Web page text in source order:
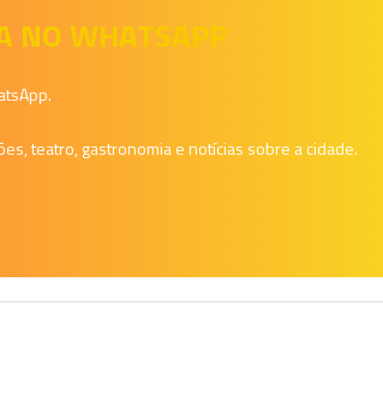
NO WHATSAPP
teatro, gastronomia e notícias sobre a cidade.